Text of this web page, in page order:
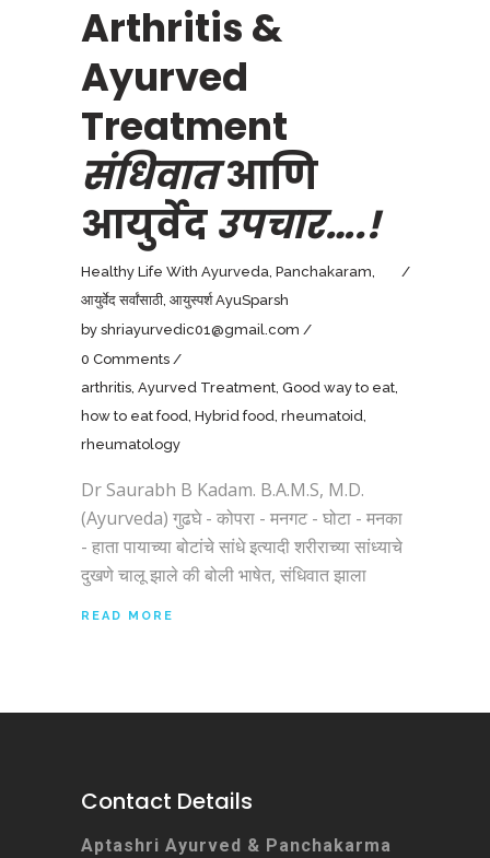
Arthritis &
Ayurved
Treatment
संधिवातआणि
आयुर्वेद उपचार….!
Healthy Life With Ayurveda, Panchakaram,
आयुर्वेद सर्वांसाठी, आयुस्पर्श AyuSparsh
by shriayurvedic01@gmail.com
0 Comments
arthritis, Ayurved Treatment, Good way to eat,
how to eat food, Hybrid food, rheumatoid,
rheumatology
Dr Saurabh B Kadam. B.A.M.S, M.D.
(Ayurveda) गुढघे - कोपरा - मनगट - घोटा - मनका
- हाता पायाच्या बोटांचे सांधे इत्यादी शरीराच्या सांध्याचे
दुखणे चालू झाले की बोली भाषेत, संधिवात झाला
READ MORE
Contact Details
Aptashri Ayurved & Panchakarma